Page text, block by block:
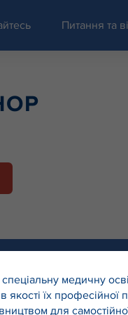
Питання та
медичну
їх професійної
для